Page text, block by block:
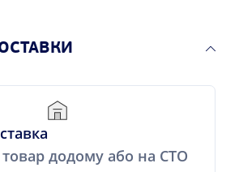
додому або на СТО